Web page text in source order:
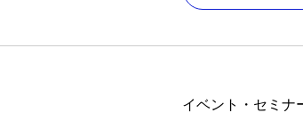
イベント・セミナ